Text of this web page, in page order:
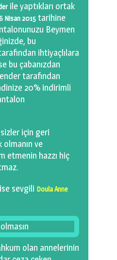
ile yaptıkları ortak
Nisan 2015 tarihine
Beymen
bu
ihtiyaçlılara
bu çabanızdan
tarafından
20% indirimli
için geri
ve
etmenin hazzı hiç
sevgili Doula Anne
olan annelerinin